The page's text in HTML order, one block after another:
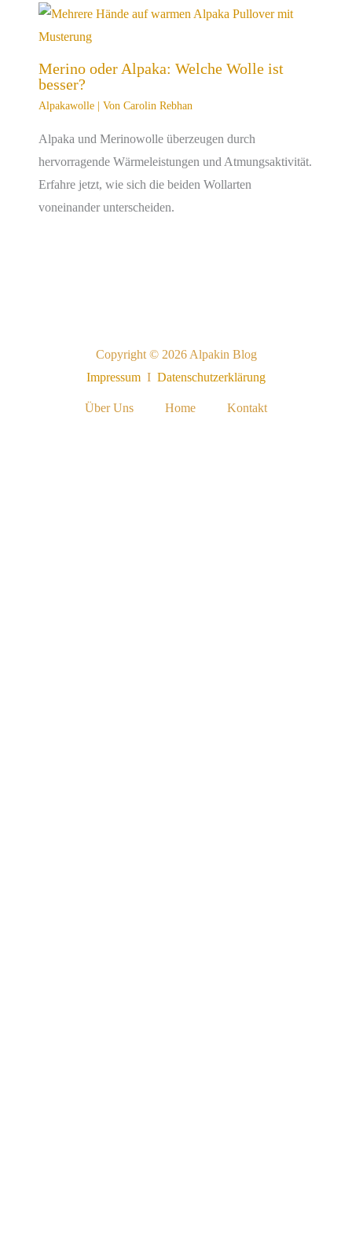
Merino oder Alpaka: Welche Wolle ist
besser?
Alpakawolle| Von Carolin Rebhan
Alpaka und Merinowolle überzeugen durch
hervorragende Wärmeleistungen und Atmungsaktivität.
Erfahre jetzt, wie sich die beiden Wollarten
voneinander unterscheiden.
Copyright © 2026 Alpakin Blog
Impressum I Datenschutzerklärung
Über Uns Home Kontakt